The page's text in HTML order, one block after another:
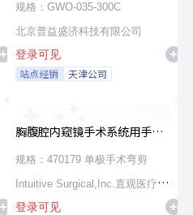
规格：GWO-035-300C
北京普益盛济科技有限公司
登录可见
站点经销 天津公司
胸腹腔内窥镜手术系统用手术
器械
规格：470179 单极手术弯剪
Intuitive Surgical,Inc.直观医疗公
司
登录可见